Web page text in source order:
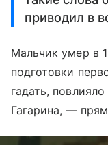
приводил в
Мальчик умер в
подготовки
гадать,
Гагарина, —